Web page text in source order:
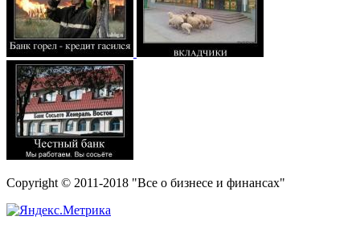
Copyright © 2011-2018 "Все о бизнесе и финансах"